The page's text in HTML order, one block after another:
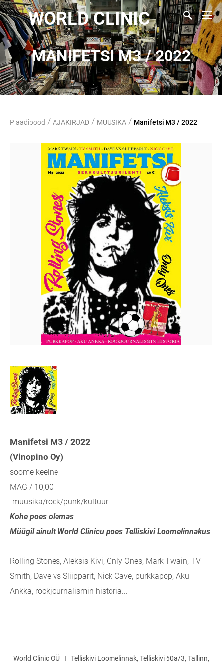
WORLD CLINIC
MANIFETSI M3 / 2022
Plaadipood / AJAKIRJAD / MUUSIKA / Manifetsi M3 / 2022
Manifetsi M3 / 2022
(Vinopino Oy)
soome keelne
MAG / 10,00
-muusika/rock/punk/kultuur-
Kohe poes olemas
Müügil ainult World Clinicu poes Telliskivi Loomelinnakus
Rolling Stones, Aleksis Kivi, Only Ones, Mark Twain, TV
Smith, Dave vs Sliipparit, Nick Cave, purkkapop, Aku
Ankka, rockjournalismin historia...
World Clinic OÜ I Telliskivi Loomelinnak, Telliskivi 60a/3, Tallinn,